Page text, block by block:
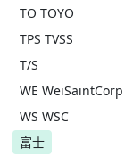
TO TOYO
TPS TVSS
T/S
WE WeiSaintCorp
WS WSC
富士